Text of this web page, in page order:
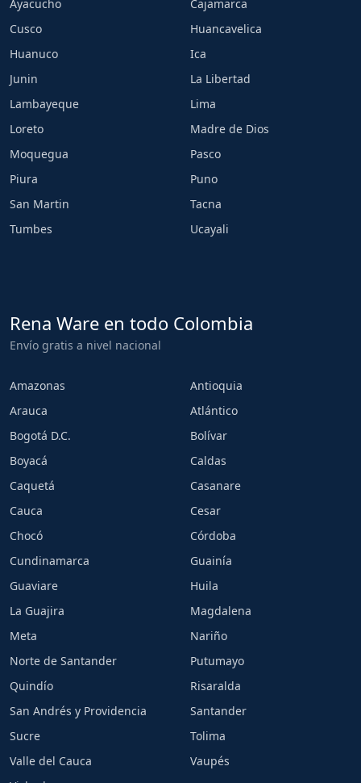
Ayacucho
Cajamarca
Cusco
Huancavelica
Huanuco
Ica
Junin
La Libertad
Lambayeque
Lima
Loreto
Madre de Dios
Moquegua
Pasco
Piura
Puno
San Martin
Tacna
Tumbes
Ucayali
Rena Ware en todo Colombia
Envío gratis a nivel nacional
Amazonas
Antioquia
Arauca
Atlántico
Bogotá D.C.
Bolívar
Boyacá
Caldas
Caquetá
Casanare
Cauca
Cesar
Chocó
Córdoba
Cundinamarca
Guainía
Guaviare
Huila
La Guajira
Magdalena
Meta
Nariño
Norte de Santander
Putumayo
Quindío
Risaralda
San Andrés y Providencia
Santander
Sucre
Tolima
Valle del Cauca
Vaupés